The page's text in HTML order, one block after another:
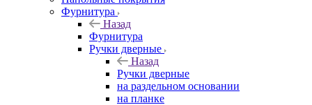
Фурнитура
Назад
Фурнитура
Ручки дверные
Назад
Ручки дверные
на раздельном основании
на планке